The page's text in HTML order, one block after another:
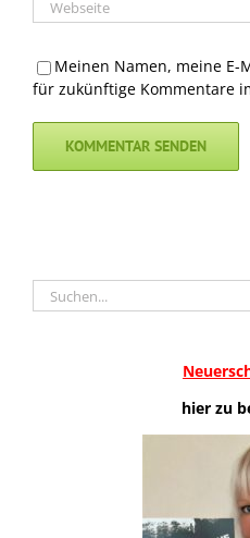
Meinen Namen, meine E-
für zukünftige Kommentare
Suche
nach:
hier zu